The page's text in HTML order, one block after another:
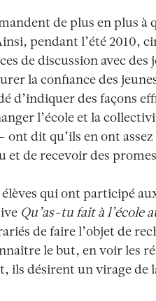
de plus en plus
pendant l’été 2010,
de discussion avec
la confiance des
d’indiquer des façons
l’école et la
ont dit qu’ils en ont
et de recevoir des
qui ont participé
Qu’as-tu fait à l’école
de faire l’objet de
le but, en voir les
ils désirent un virage de